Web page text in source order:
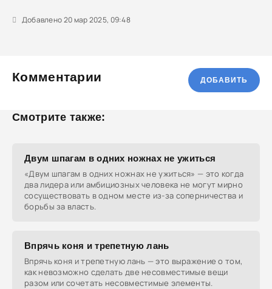
Добавлено 20 мар 2025, 09:48
Комментарии ДОБАВИТЬ
Смотрите также:
Двум шпагам в одних ножнах не ужиться
«Двум шпагам в одних ножнах не ужиться» — это когда
два лидера или амбициозных человека не могут мирно
сосуществовать в одном месте из-за соперничества и
борьбы за власть.
Впрячь коня и трепетную лань
Впрячь коня и трепетную лань — это выражение о том,
как невозможно сделать две несовместимые вещи
разом или сочетать несовместимые элементы.